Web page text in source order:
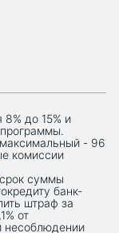
8% до 15% и
программы.
- 96
комиссии
суммы
банк-
штраф за
от
несоблюдении